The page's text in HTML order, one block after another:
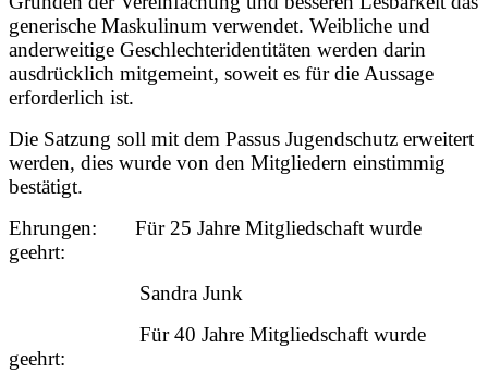
generische Maskulinum verwendet. Weibliche und
anderweitige Geschlechteridentitäten werden darin
ausdrücklich mitgemeint, soweit es für die Aussage
erforderlich ist.
Die Satzung soll mit dem Passus Jugendschutz erweitert
werden, dies wurde von den Mitgliedern einstimmig
bestätigt.
Ehrungen: Für 25 Jahre Mitgliedschaft wurde
geehrt:
Sandra Junk
Für 40 Jahre Mitgliedschaft wurde
geehrt: